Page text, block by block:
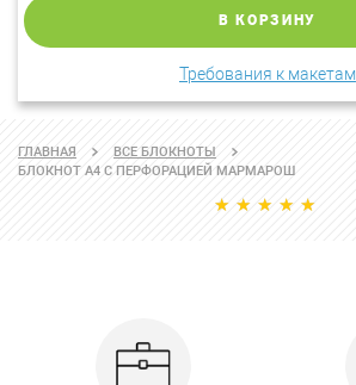
В КОРЗИНУ
Требования к макетам
ГЛАВНАЯ
ВСЕ БЛОКНОТЫ
БЛОКНОТ А4 С ПЕРФОРАЦИЕЙ МАРМАРОШ